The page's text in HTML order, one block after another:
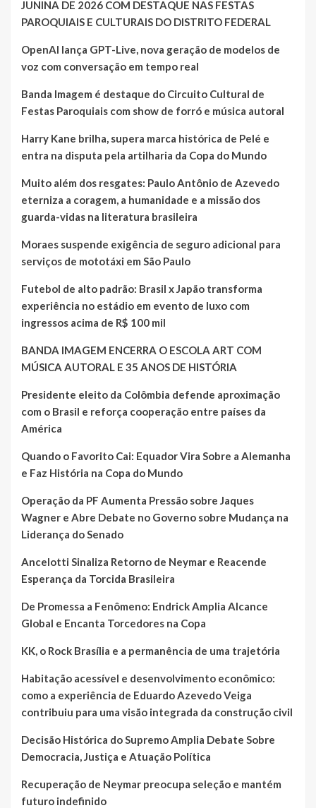
JUNINA DE 2026 COM DESTAQUE NAS FESTAS
PAROQUIAIS E CULTURAIS DO DISTRITO FEDERAL
OpenAI lança GPT-Live, nova geração de modelos de
voz com conversação em tempo real
Banda Imagem é destaque do Circuito Cultural de
Festas Paroquiais com show de forró e música autoral
Harry Kane brilha, supera marca histórica de Pelé e
entra na disputa pela artilharia da Copa do Mundo
Muito além dos resgates: Paulo Antônio de Azevedo
eterniza a coragem, a humanidade e a missão dos
guarda-vidas na literatura brasileira
Moraes suspende exigência de seguro adicional para
serviços de mototáxi em São Paulo
Futebol de alto padrão: Brasil x Japão transforma
experiência no estádio em evento de luxo com
ingressos acima de R$ 100 mil
BANDA IMAGEM ENCERRA O ESCOLA ART COM
MÚSICA AUTORAL E 35 ANOS DE HISTÓRIA
Presidente eleito da Colômbia defende aproximação
com o Brasil e reforça cooperação entre países da
América
Quando o Favorito Cai: Equador Vira Sobre a Alemanha
e Faz História na Copa do Mundo
Operação da PF Aumenta Pressão sobre Jaques
Wagner e Abre Debate no Governo sobre Mudança na
Liderança do Senado
Ancelotti Sinaliza Retorno de Neymar e Reacende
Esperança da Torcida Brasileira
De Promessa a Fenômeno: Endrick Amplia Alcance
Global e Encanta Torcedores na Copa
KK, o Rock Brasília e a permanência de uma trajetória
Habitação acessível e desenvolvimento econômico:
como a experiência de Eduardo Azevedo Veiga
contribuiu para uma visão integrada da construção civil
Decisão Histórica do Supremo Amplia Debate Sobre
Democracia, Justiça e Atuação Política
Recuperação de Neymar preocupa seleção e mantém
futuro indefinido